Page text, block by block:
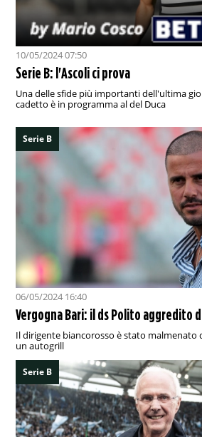
10/05/2024 07:50
Serie B: l'Ascoli ci prova
Una delle sfide più importanti dell'ultima
cadetto è in programma al del Duca
Serie B
06/05/2024 16:40
Vergogna Bari: il ds Polito aggredito
Il dirigente biancorosso è stato
un autogrill
Serie B